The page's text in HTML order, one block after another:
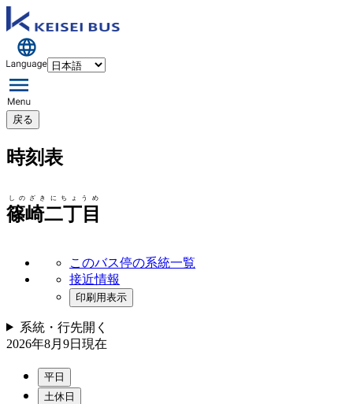
戻る
時刻表
篠崎二丁目
しのざきにちょうめ
このバス停の系統一覧
接近情報
印刷用表示
系統・行先開く
2026年8月9日 現在
平日
土休日